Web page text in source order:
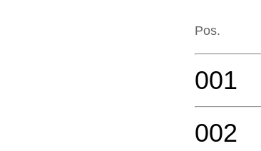
Pos.
001
002